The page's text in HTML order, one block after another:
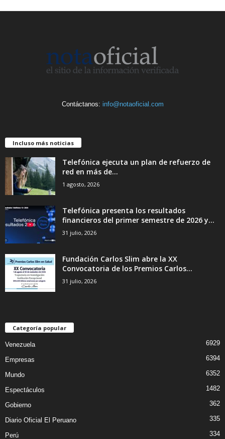
Contáctanos: info@notaoficial.com
Incluso más noticias
Telefónica ejecuta un plan de refuerzo de
red en más de...
1 agosto, 2026
Telefónica presenta los resultados
financieros del primer semestre de 2026 y...
31 julio, 2026
Fundación Carlos Slim abre la XX
Convocatoria de los Premios Carlos...
31 julio, 2026
Categoría popular
Venezuela 6929
Empresas 6394
Mundo 6352
Espectáculos 1482
Gobierno 362
Diario Oficial El Peruano 335
Perú 334